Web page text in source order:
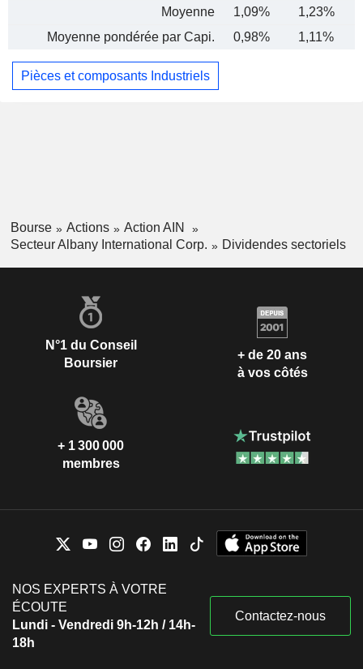
Moyenne
1,09% 1,23%
Moyenne pondérée par Capi.
0,98% 1,11%
Pièces et composants Industriels
Bourse Actions
Action AIN
Secteur Albany International Corp.
Dividendes sectoriels
N°1 du Conseil
Boursier
+ de 20 ans
à vos côtés
+ 1 300 000
membres
NOS EXPERTS À VOTRE
ÉCOUTE
Lundi - Vendredi 9h-12h / 14h-
18h
Contactez-nous